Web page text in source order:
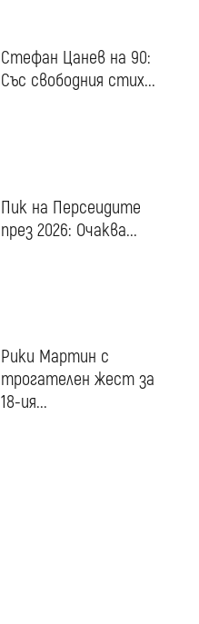
Стефан Цанев на 90:
Със свободния стих...
Пик на Персеидите
през 2026: Очаква...
Рики Мартин с
трогателен жест за
18-ия...